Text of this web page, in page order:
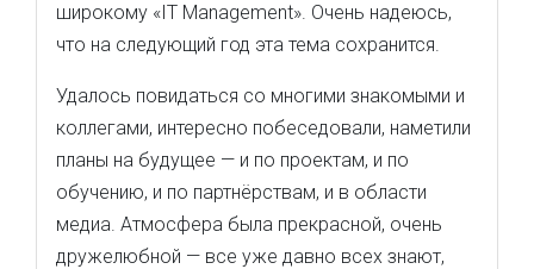
широкому «IT Management». Очень надеюсь,
что на следующий год эта тема сохранится.
Удалось повидаться со многими знакомыми и
коллегами, интересно побеседовали, наметили
планы на будущее — и по проектам, и по
обучению, и по партнёрствам, и в области
медиа. Атмосфера была прекрасной, очень
дружелюбной — все уже давно всех знают,